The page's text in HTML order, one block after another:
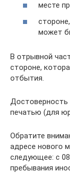
месте
может
В отрывной
стороне,
отбытия.
печатью (для
Обратите
адресе нового
следующее: с
пребывания